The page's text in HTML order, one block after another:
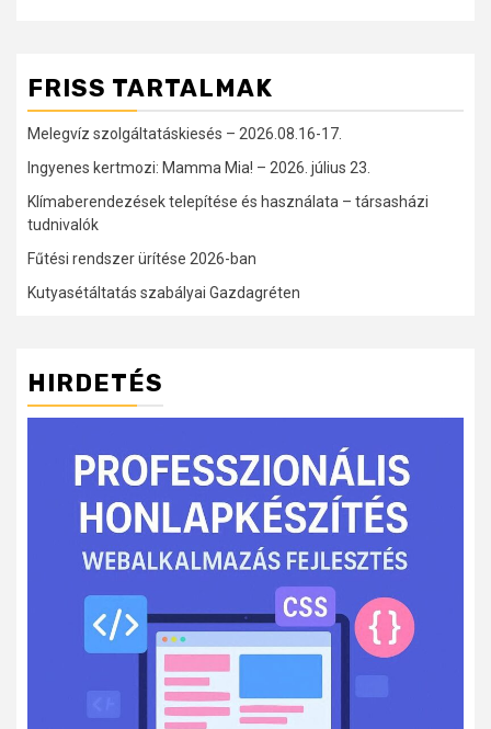
FRISS TARTALMAK
Melegvíz szolgáltatáskiesés – 2026.08.16-17.
Ingyenes kertmozi: Mamma Mia! – 2026. július 23.
Klímaberendezések telepítése és használata – társasházi
tudnivalók
Fűtési rendszer ürítése 2026-ban
Kutyasétáltatás szabályai Gazdagréten
HIRDETÉS